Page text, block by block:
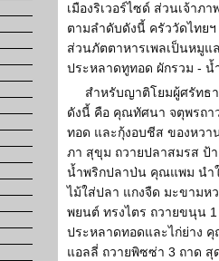
เมืองริเวอร์ไซด์ ส่วนเจ้า
ตามลำดับดังนี้ ครัววัดไทย
ส่วนภัตตาหารเพลเป็นหมูแ
ประหลาดทูทอด ผักรวม - น้
สำหรับญาติโยมผู้ศรัทธ
ดังนี้ คือ คุณทัศนา จตุพรถ
ทอด และกุ้งอบชีส ของหว
ภา สุขุม ถวายปลาสมรส ป้
น้ำพริกปลาป่น คุณแพม นำใ
ไม้ใส่ปลา แกงจืด มะขาม
พยนต์ ทรงไตร ถวายขนุน
ประหลาดทอดและไก่ย่าง
แอลลี่ ถวายพิซซ่า 3 ถาด